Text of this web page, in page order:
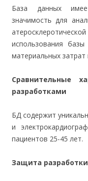
База данных
значимость для
использования
материальных затрат
Сравнительные
разработками
БД содержит
и
пациентов 25-45 лет.
Защита разработки